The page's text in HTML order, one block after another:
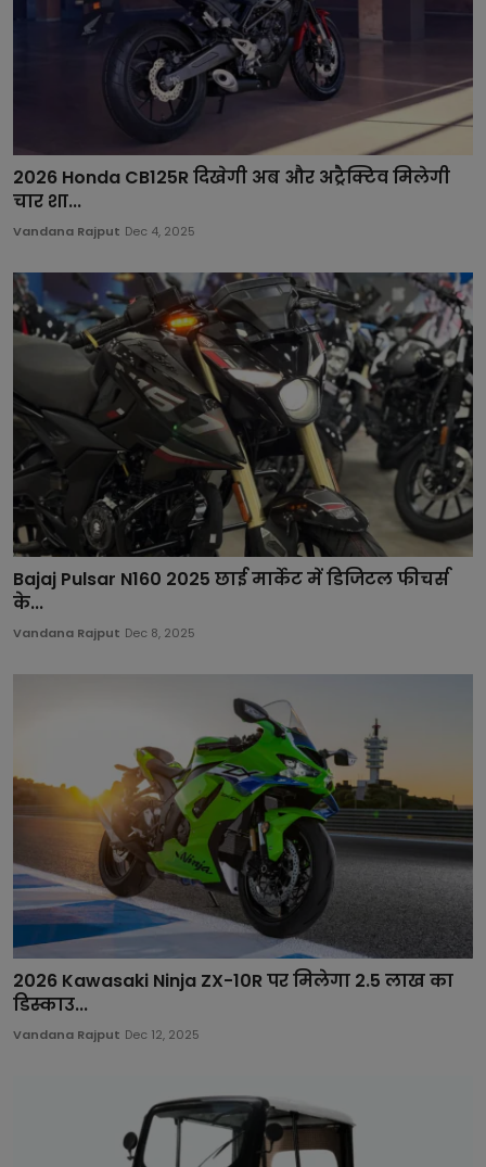
2026 Honda CB125R दिखेगी अब और अट्रैक्टिव मिलेगी
चार शा...
Vandana Rajput Dec 4, 2025
Bajaj Pulsar N160 2025 छाई मार्केट में डिजिटल फीचर्स
के...
Vandana Rajput Dec 8, 2025
2026 Kawasaki Ninja ZX-10R पर मिलेगा 2.5 लाख का
डिस्काउ...
Vandana Rajput Dec 12, 2025